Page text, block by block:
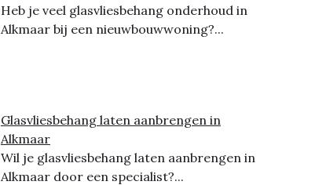
Heb je veel glasvliesbehang onderhoud in
Alkmaar bij een nieuwbouwwoning?...
Glasvliesbehang laten aanbrengen in
Alkmaar
Wil je glasvliesbehang laten aanbrengen in
Alkmaar door een specialist?...